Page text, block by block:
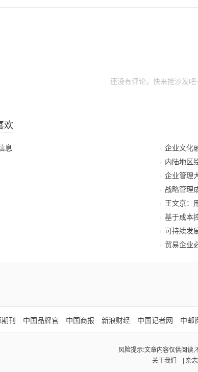
还没有评论，快来抢沙发吧
欢
息
企业文化
内陆地区
企业管理
战略管理
王文京：
基于成本
可持续发
贸易企业
刊
中国品牌官 中国商报 新浪财经 中国记者网 中邮
风险提示:文章内容仅供阅读
关于我们 | 杂